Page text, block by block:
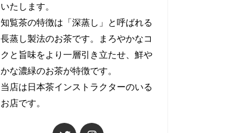
いたします。
知覧茶の特徴は「深蒸し」と呼ばれる
長蒸し製法のお茶です。まろやかなコ
クと旨味をより一層引き立たせ、鮮や
かな濃緑のお茶が特徴です。
当店は日本茶インストラクターのいる
お店です。